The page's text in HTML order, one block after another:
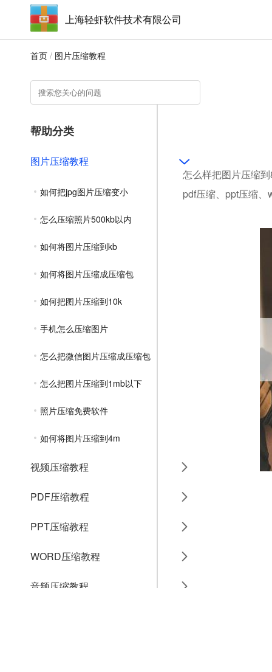
上海轻虾软件技术有限公司
首页 / 图片压缩教程
帮助分类
图片压缩教程
如何把jpg图片压缩变小
怎么压缩照片500kb以内
如何将图片压缩到kb
如何将图片压缩成压缩包
如何把图片压缩到10k
手机怎么压缩图片
怎么把微信图片压缩成压缩包
怎么把图片压缩到1mb以下
照片压缩免费软件
如何将图片压缩到4m
视频压缩教程
PDF压缩教程
PPT压缩教程
WORD压缩教程
音频压缩教程
怎么样把图片压缩
pdf压缩、ppt压缩